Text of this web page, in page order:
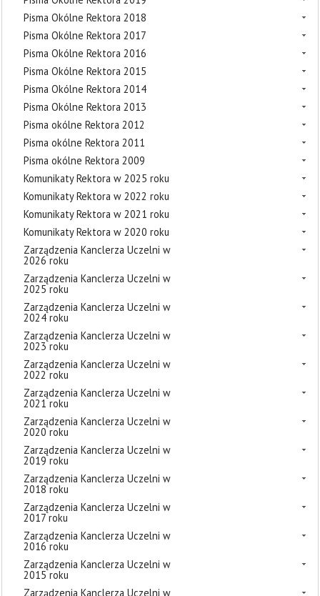
Pisma Okólne Rektora 2018
Pisma Okólne Rektora 2017
Pisma Okólne Rektora 2016
Pisma Okólne Rektora 2015
Pisma Okólne Rektora 2014
Pisma Okólne Rektora 2013
Pisma okólne Rektora 2012
Pisma okólne Rektora 2011
Pisma okólne Rektora 2009
Komunikaty Rektora w 2025 roku
Komunikaty Rektora w 2022 roku
Komunikaty Rektora w 2021 roku
Komunikaty Rektora w 2020 roku
Zarządzenia Kanclerza Uczelni w
2026 roku
Zarządzenia Kanclerza Uczelni w
2025 roku
Zarządzenia Kanclerza Uczelni w
2024 roku
Zarządzenia Kanclerza Uczelni w
2023 roku
Zarządzenia Kanclerza Uczelni w
2022 roku
Zarządzenia Kanclerza Uczelni w
2021 roku
Zarządzenia Kanclerza Uczelni w
2020 roku
Zarządzenia Kanclerza Uczelni w
2019 roku
Zarządzenia Kanclerza Uczelni w
2018 roku
Zarządzenia Kanclerza Uczelni w
2017 roku
Zarządzenia Kanclerza Uczelni w
2016 roku
Zarządzenia Kanclerza Uczelni w
2015 roku
Zarządzenia Kanclerza Uczelni w